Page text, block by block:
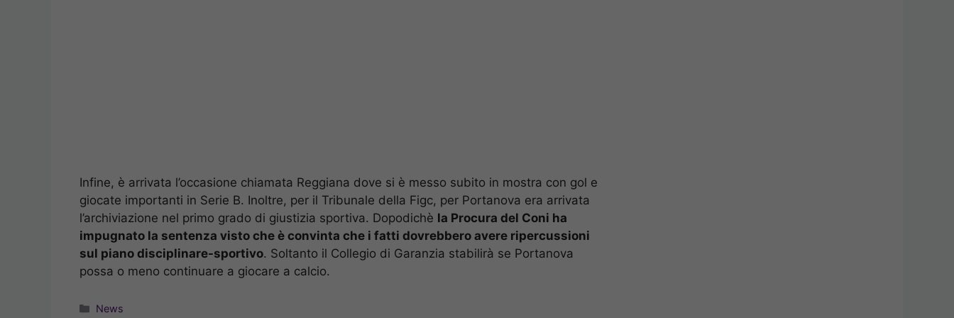
Infine, è arrivata l’occasione chiamata Reggiana dove si è messo subito in mostra con gol e
giocate importanti in Serie B. Inoltre, per il Tribunale della Figc, per Portanova era arrivata
l’archiviazione nel primo grado di giustizia sportiva. Dopodichè la Procura del Coni ha
impugnato la sentenza visto che è convinta che i fatti dovrebbero avere ripercussioni
sul piano disciplinare-sportivo. Soltanto il Collegio di Garanzia stabilirà se Portanova
possa o meno continuare a giocare a calcio.
Categorie
News